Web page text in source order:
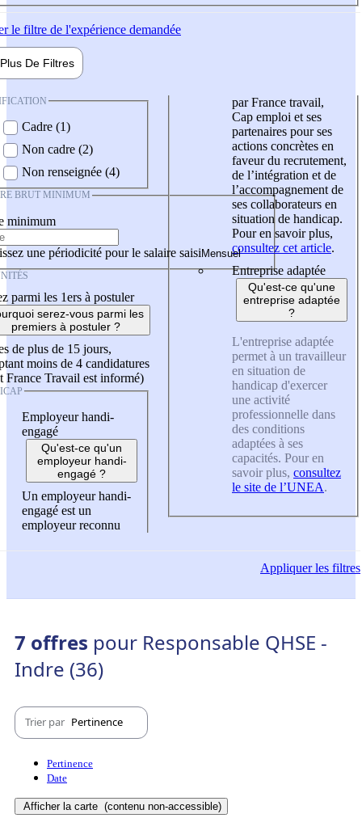
le filtre de l'expérience demandée
Plus De Filtres
Cadre (1)
Non cadre (2)
Non renseignée (4)
BRUT MINIMUM
minimum
une périodicité pour le salaire saisi
parmi les 1ers à postuler
serez-vous parmi les
premiers à postuler ?
de plus de 15 jours,
moins de 4 candidatures
France Travail est informé)
Employeur handi-
engagé
Qu'est-ce qu'un
employeur handi-
engagé ?
Un employeur handi-
engagé est un
employeur reconnu
par France travail,
Cap emploi et ses
partenaires pour ses
actions concrètes en
faveur du recrutement,
de l’intégration et de
l’accompagnement de
ses collaborateurs en
situation de handicap.
Pour en savoir plus,
consultez cet article.
Entreprise adaptée
Qu'est-ce qu'une
entreprise adaptée
?
L'entreprise adaptée
permet à un travailleur
en situation de
handicap d'exercer
une activité
professionnelle dans
des conditions
adaptées à ses
capacités. Pour en
savoir plus, consultez
le site de l’UNEA.
Appliquerles filtres
7 offres pour Responsable QHSE -
Indre (36)
Trier par Pertinence
Pertinence
Date
Afficher la carte (contenu non-accessible)